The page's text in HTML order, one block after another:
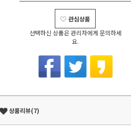
관심상품
선택하신 상품은 관리자에게 문의하세
요.
상품리뷰(7)